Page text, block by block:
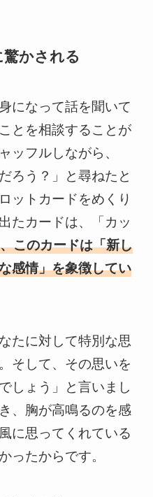
かされる
になって話を聞いて
とを相談することが
ッフルしながら、
ろう？」と尋ねたと
ットカードをめくり
たカードは、「カッ
このカードは「新し
感情」を象徴してい
たに対して特別な思
そして、その思いを
しょう」と言いまし
、胸が高鳴るのを感
に思ってくれている
ったからです。